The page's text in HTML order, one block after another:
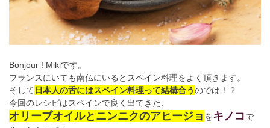
Bonjour ! Mikiです。
フランスにいても南仏にいるとスペイン料理をよく頂きます。
そして 日本人の舌にはスペイン料理って結構合うのでは！？
今回のレシピはスペインで良く出てきた、
オリーブオイルとニンニクのアヒージョ をキノコで